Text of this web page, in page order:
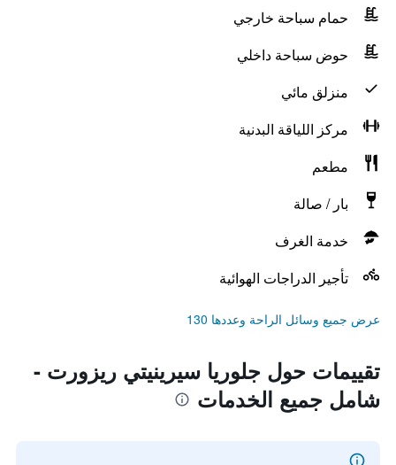
حمام سباحة خارجي
حوض سباحة داخلي
منزلق مائي
مركز اللياقة البدنية
مطعم
بار / صالة
خدمة الغرف
تأجير الدراجات الهوائية
عرض جميع وسائل الراحة وعددها 130
تقييمات حول جلوريا سيرينيتي ريزورت -
شامل جميع الخدمات